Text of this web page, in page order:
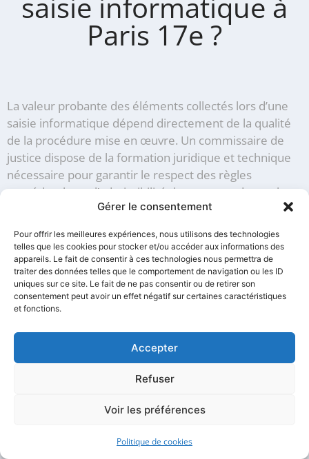
Gérer le consentement
Pour offrir les meilleures expériences, nous utilisons des technologies
telles que les cookies pour stocker et/ou accéder aux informations des
appareils. Le fait de consentir à ces technologies nous permettra de
traiter des données telles que le comportement de navigation ou les ID
uniques sur ce site. Le fait de ne pas consentir ou de retirer son
consentement peut avoir un effet négatif sur certaines caractéristiques
et fonctions.
Accepter
Refuser
Voir les préférences
Politique de cookies
Paris 17e ?
La valeur probante des éléments collectés lors d’une
saisie informatique dépend directement de la qualité
de la procédure mise en œuvre. Un commissaire de
justice dispose de la formation juridique et technique
nécessaire pour garantir le respect des règles
procédurales et l’admissibilité des preuves devant les
tribunaux. Cette expertise professionnelle constitue
un gage de sécurité juridique pour les parties qui
engagent cette procédure avec un huissier spécialisé
dans la saisie informatique à Paris 17.
L’impartialité de l’huissier de justice représente un
autre avantage décisif. En tant qu’officier public et
contrôle des juridictions et garantit l’objectivité de la
procédure. Cette neutralité est particulièrement
importante dans les dossiers sensibles où les enjeux
d’un litige commercial ou civil.
La force exécutoire des actes dressés par un huissier